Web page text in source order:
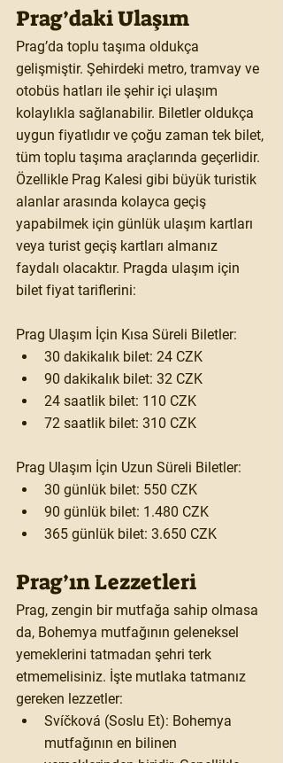
Prag’daki Ulaşım
Prag’da toplu taşıma oldukça
gelişmiştir. Şehirdeki metro, tramvay ve
otobüs hatları ile şehir içi ulaşım
kolaylıkla sağlanabilir. Biletler oldukça
uygun fiyatlıdır ve çoğu zaman tek bilet,
tüm toplu taşıma araçlarında geçerlidir.
Özellikle Prag Kalesi gibi büyük turistik
alanlar arasında kolayca geçiş
yapabilmek için günlük ulaşım kartları
veya turist geçiş kartları almanız
faydalı olacaktır. Pragda ulaşım için
bilet fiyat tariflerini:
Prag Ulaşım İçin Kısa Süreli Biletler:
30 dakikalık bilet: 24 CZK​
90 dakikalık bilet: 32 CZK​
24 saatlik bilet: 110 CZK​
72 saatlik bilet: 310 CZK​
Prag Ulaşım İçin Uzun Süreli Biletler:
30 günlük bilet: 550 CZK​
90 günlük bilet: 1.480 CZK​
365 günlük bilet: 3.650 CZK
Prag’ın Lezzetleri
Prag, zengin bir mutfağa sahip olmasa
da, Bohemya mutfağının geleneksel
yemeklerini tatmadan şehri terk
etmemelisiniz. İşte mutlaka tatmanız
gereken lezzetler:
Svíčková (Soslu Et): Bohemya
mutfağının en bilinen